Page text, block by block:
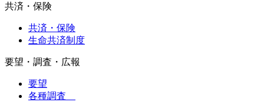
共済・保険
共済・保険
生命共済制度
要望・調査・広報
要望
各種調査